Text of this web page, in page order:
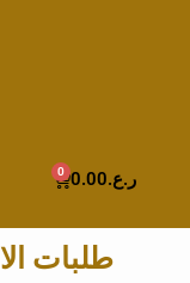
ر.ع.0.00
0
Cart
طلبات